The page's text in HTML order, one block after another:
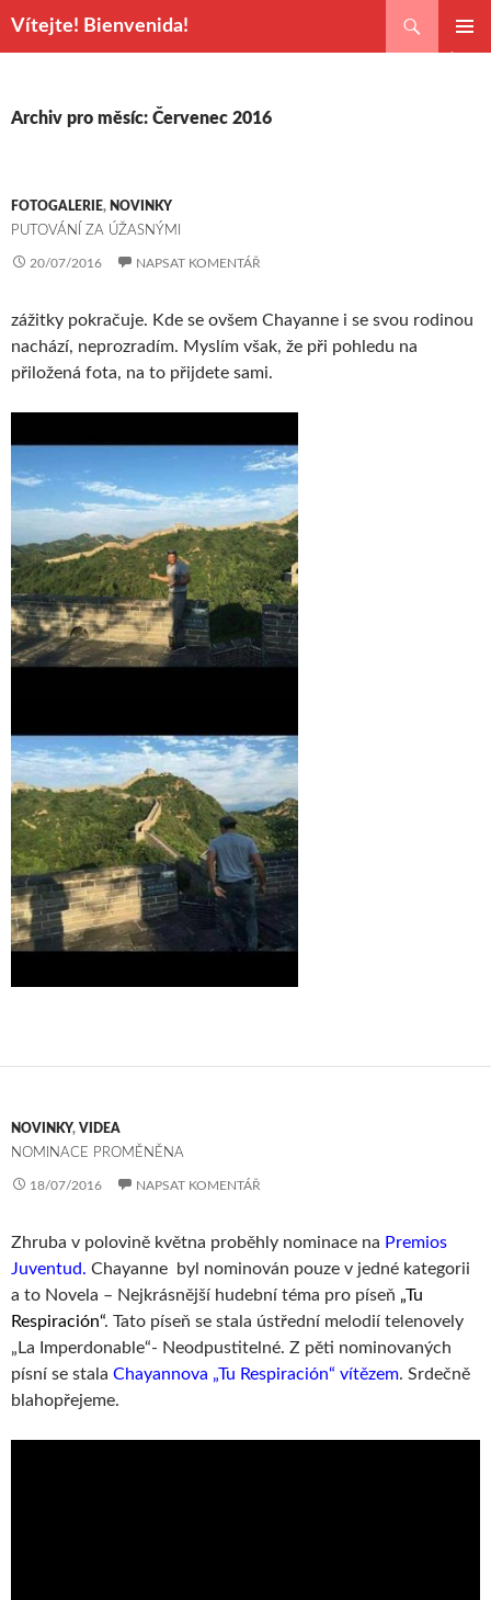
Vítejte! Bienvenida!
WEBU
Archiv pro měsíc: Červenec 2016
FOTOGALERIE, NOVINKY
PUTOVÁNÍ ZA ÚŽASNÝMI
20/07/2016 NAPSAT KOMENTÁŘ
zážitky pokračuje. Kde se ovšem Chayanne i se svou rodinou
nachází, neprozradím. Myslím však, že při pohledu na
přiložená fota, na to přijdete sami.
NOVINKY, VIDEA
NOMINACE PROMĚNĚNA
18/07/2016 NAPSAT KOMENTÁŘ
Zhruba v polovině května proběhly nominace na Premios
Juventud. Chayanne byl nominován pouze v jedné kategorii
a to Novela – Nejkrásnější hudební téma pro píseň „Tu
Respiración“. Tato píseň se stala ústřední melodií telenovely
„La Imperdonable“- Neodpustitelné. Z pěti nominovaných
písní se stala Chayannova „Tu Respiración“ vítězem. Srdečně
blahopřejeme.